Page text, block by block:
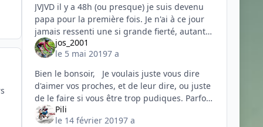
JVJVD il y a 48h (ou presque) je suis devenu
papa pour la première fois. Je n'ai à ce jour
jamais ressenti une si grande fierté, autant
de joie, de bonheur le tout mêlé à un
soupçon d'angoisse. Il y a
jos_2001
le 5 mai 20197 a
Bien le bonsoir, Je voulais juste vous dire
d'aimer vos proches, et de leur dire, ou juste
de le faire si vous être trop pudiques. Parfois
la vie passe trop vite, et on accorde trop d
Pili
le 14 février 20197 a